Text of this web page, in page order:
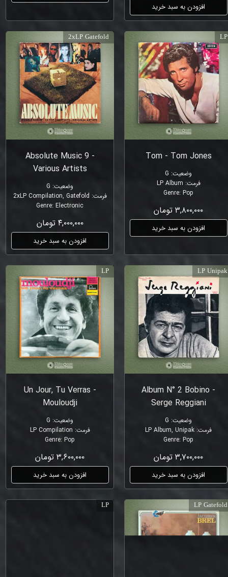
افزودن به سبد خرید
Tom - Tom Jones
وضعیت:
G
فرمت:
LP Album
Genre: Pop
۳,۸۰۰,۰۰۰ تومان
افزودن به سبد خرید
LP
Absolute Music 9 -
Various Artists
وضعیت:
G
فرمت:
2xLP Compilation, Gatefold
Genre: Electronic
۴,۰۰۰,۰۰۰ تومان
افزودن به سبد خرید
2xLP Gatefold
Album N° 2 Bobino -
Serge Reggiani
وضعیت:
G
فرمت:
LP Album, Unipak
Genre: Pop
۳,۷۰۰,۰۰۰ تومان
افزودن به سبد خرید
LP Unipak
Un Jour, Tu Verras -
Mouloudji
وضعیت:
G
فرمت:
LP Compilation
Genre: Pop
۳,۶۰۰,۰۰۰ تومان
افزودن به سبد خرید
LP
LP Gatefold
LP